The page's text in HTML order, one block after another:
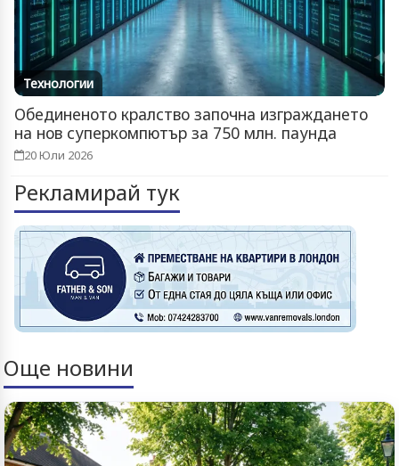
Технологии
Обединеното кралство започна изграждането
на нов суперкомпютър за 750 млн. паунда
20 Юли 2026
Рекламирай тук
Още новини